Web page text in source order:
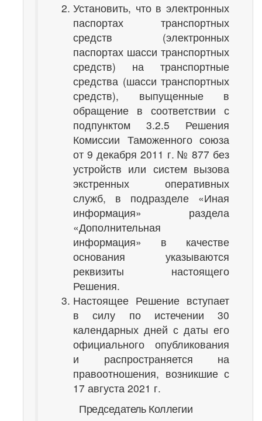
Установить, что в электронных
паспортах транспортных
средств (электронных
паспортах шасси транспортных
средств) на транспортные
средства (шасси транспортных
средств), выпущенные в
обращение в соответствии с
подпунктом 3.2.5 Решения
Комиссии Таможенного союза
от 9 декабря 2011 г. № 877 без
устройств или систем вызова
экстренных оперативных
служб, в подразделе «Иная
информация» раздела
«Дополнительная
информация» в качестве
основания указываются
реквизиты настоящего
Решения.
Настоящее Решение вступает
в силу по истечении 30
календарных дней с даты его
официального опубликования
и распространяется на
правоотношения, возникшие с
17 августа 2021 г.
Председатель Коллегии